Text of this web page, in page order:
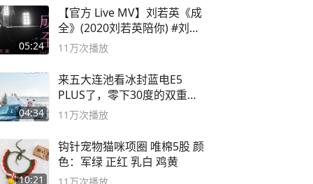
05:24
【官方 Live MV】刘若英《成
全》(2020刘若英陪你) #刘若
英 #成全
11万次播放
04:34
来五大连池看冰封蓝电E5
PLUS了，零下30度的双重冰
封40小时全录
11万次播放
10:21
钩针宠物猫咪项圈 唯棉5股 颜
色：军绿 正红 乳白 鸡黄